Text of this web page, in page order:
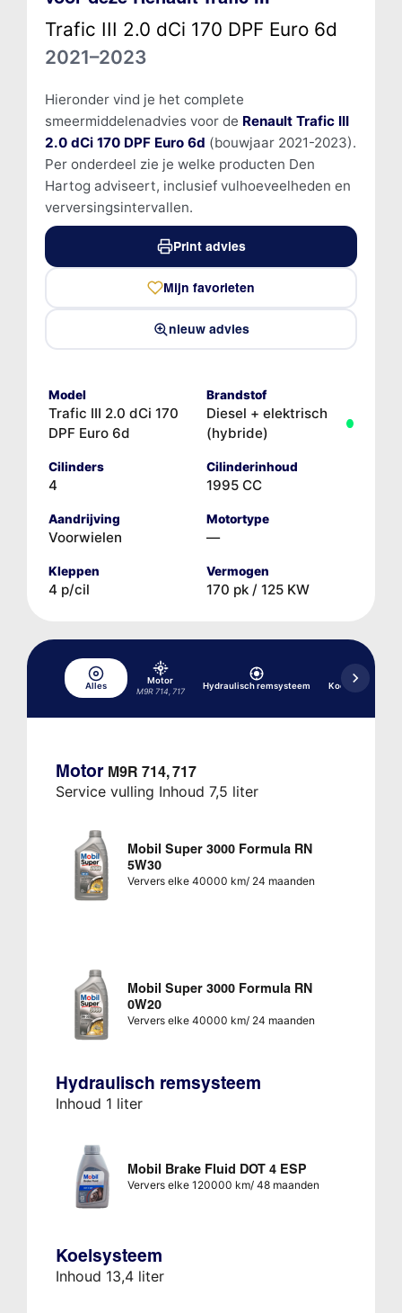
Trafic III 2.0 dCi 170 DPF Euro 6d
2021–2023
Hieronder vind je het complete
smeermiddelenadvies voor de Renault Trafic III
2.0 dCi 170 DPF Euro 6d (bouwjaar 2021-2023).
Per onderdeel zie je welke producten Den
Hartog adviseert, inclusief vulhoeveelheden en
verversingsintervallen.
Print advies
Mijn favorieten
nieuw advies
Model
Trafic III 2.0 dCi 170
DPF Euro 6d
Brandstof
Diesel + elektrisch
(hybride)
Cilinders
4
Cilinderinhoud
1995 CC
Aandrijving
Voorwielen
Motortype
—
Kleppen
4 p/cil
Vermogen
170 pk / 125 KW
Alles
Motor
M9R 714, 717
Hydraulisch remsysteem Koelsysteem
Motor M9R 714, 717
Service vulling Inhoud 7,5 liter
Mobil Super 3000 Formula RN
5W30
Ververs elke 40000 km/ 24 maanden
Mobil Super 3000 Formula RN
0W20
Ververs elke 40000 km/ 24 maanden
Hydraulisch remsysteem
Inhoud 1 liter
Mobil Brake Fluid DOT 4 ESP
Ververs elke 120000 km/ 48 maanden
Koelsysteem
Inhoud 13,4 liter